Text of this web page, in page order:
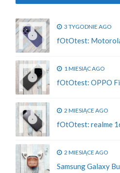
3 TYGODNIE AGO
fOtOtest:
1 MIESIĄC AGO
fOtOtest: OPPO
2 MIESIĄCE AGO
fOtOtest: realme
2 MIESIĄCE AGO
Samsung Galaxy